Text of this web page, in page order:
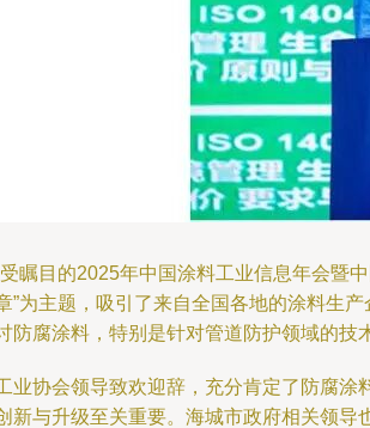
瞩目的2025年中国涂料工业信息年会暨
”为主题，吸引了来自全国各地的涂料生
防腐涂料，特别是针对管道防护领域的技
业协会领导致欢迎辞，充分肯定了防腐
新与升级至关重要。海城市政府相关领